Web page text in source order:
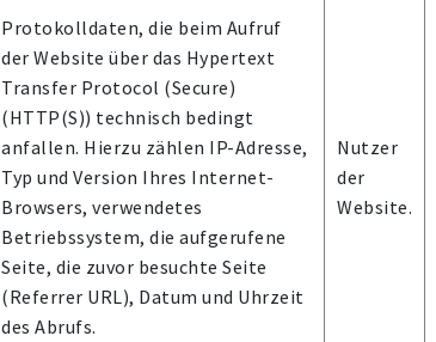
Protokolldaten, die beim Aufruf
der Website über das Hypertext
Transfer Protocol (Secure)
(HTTP(S)) technisch bedingt
anfallen. Hierzu zählen IP-Adresse,
Typ und Version Ihres Internet-
Browsers, verwendetes
Betriebssystem, die aufgerufene
Seite, die zuvor besuchte Seite
(Referrer URL), Datum und Uhrzeit
des Abrufs.
Nutzer
der
Website.